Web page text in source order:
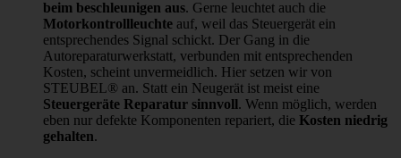
beim beschleunigen aus. Gerne leuchtet auch die
Motorkontrollleuchte auf, weil das Steuergerät ein
entsprechendes Signal schickt. Der Gang in die
Autoreparaturwerkstatt, verbunden mit entsprechenden
Kosten, scheint unvermeidlich. Hier setzen wir von
STEUBEL® an. Statt ein Neugerät ist meist eine
Steuergeräte Reparatur sinnvoll. Wenn möglich, werden
eben nur defekte Komponenten repariert, die Kosten niedrig
gehalten.